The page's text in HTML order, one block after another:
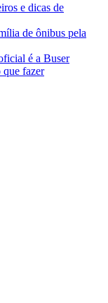
e dicas de
de ônibus pela
é a Buser
que fazer